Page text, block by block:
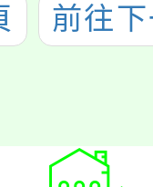
前往